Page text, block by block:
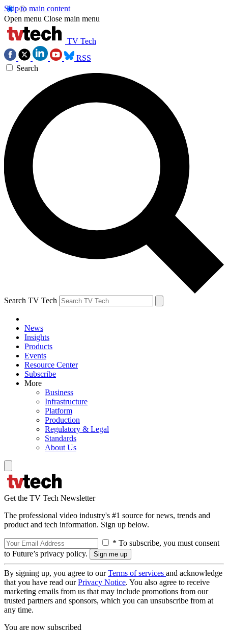
Skip to main content
Open menu Close main menu
TV Tech
RSS
Search
Search TV Tech
News
Insights
Products
Events
Resource Center
Subscribe
More
Business
Infrastructure
Platform
Production
Regulatory & Legal
Standards
About Us
Get the TV Tech Newsletter
The professional video industry's #1 source for news, trends and
product and tech information. Sign up below.
* To subscribe, you must consent
to Future’s privacy policy.
By signing up, you agree to ourTerms of services and acknowledge
that you have read ourPrivacy Notice. You also agree to receive
marketing emails from us that may include promotions from our
trusted partners and sponsors, which you can unsubscribe from at
any time.
You are now subscribed